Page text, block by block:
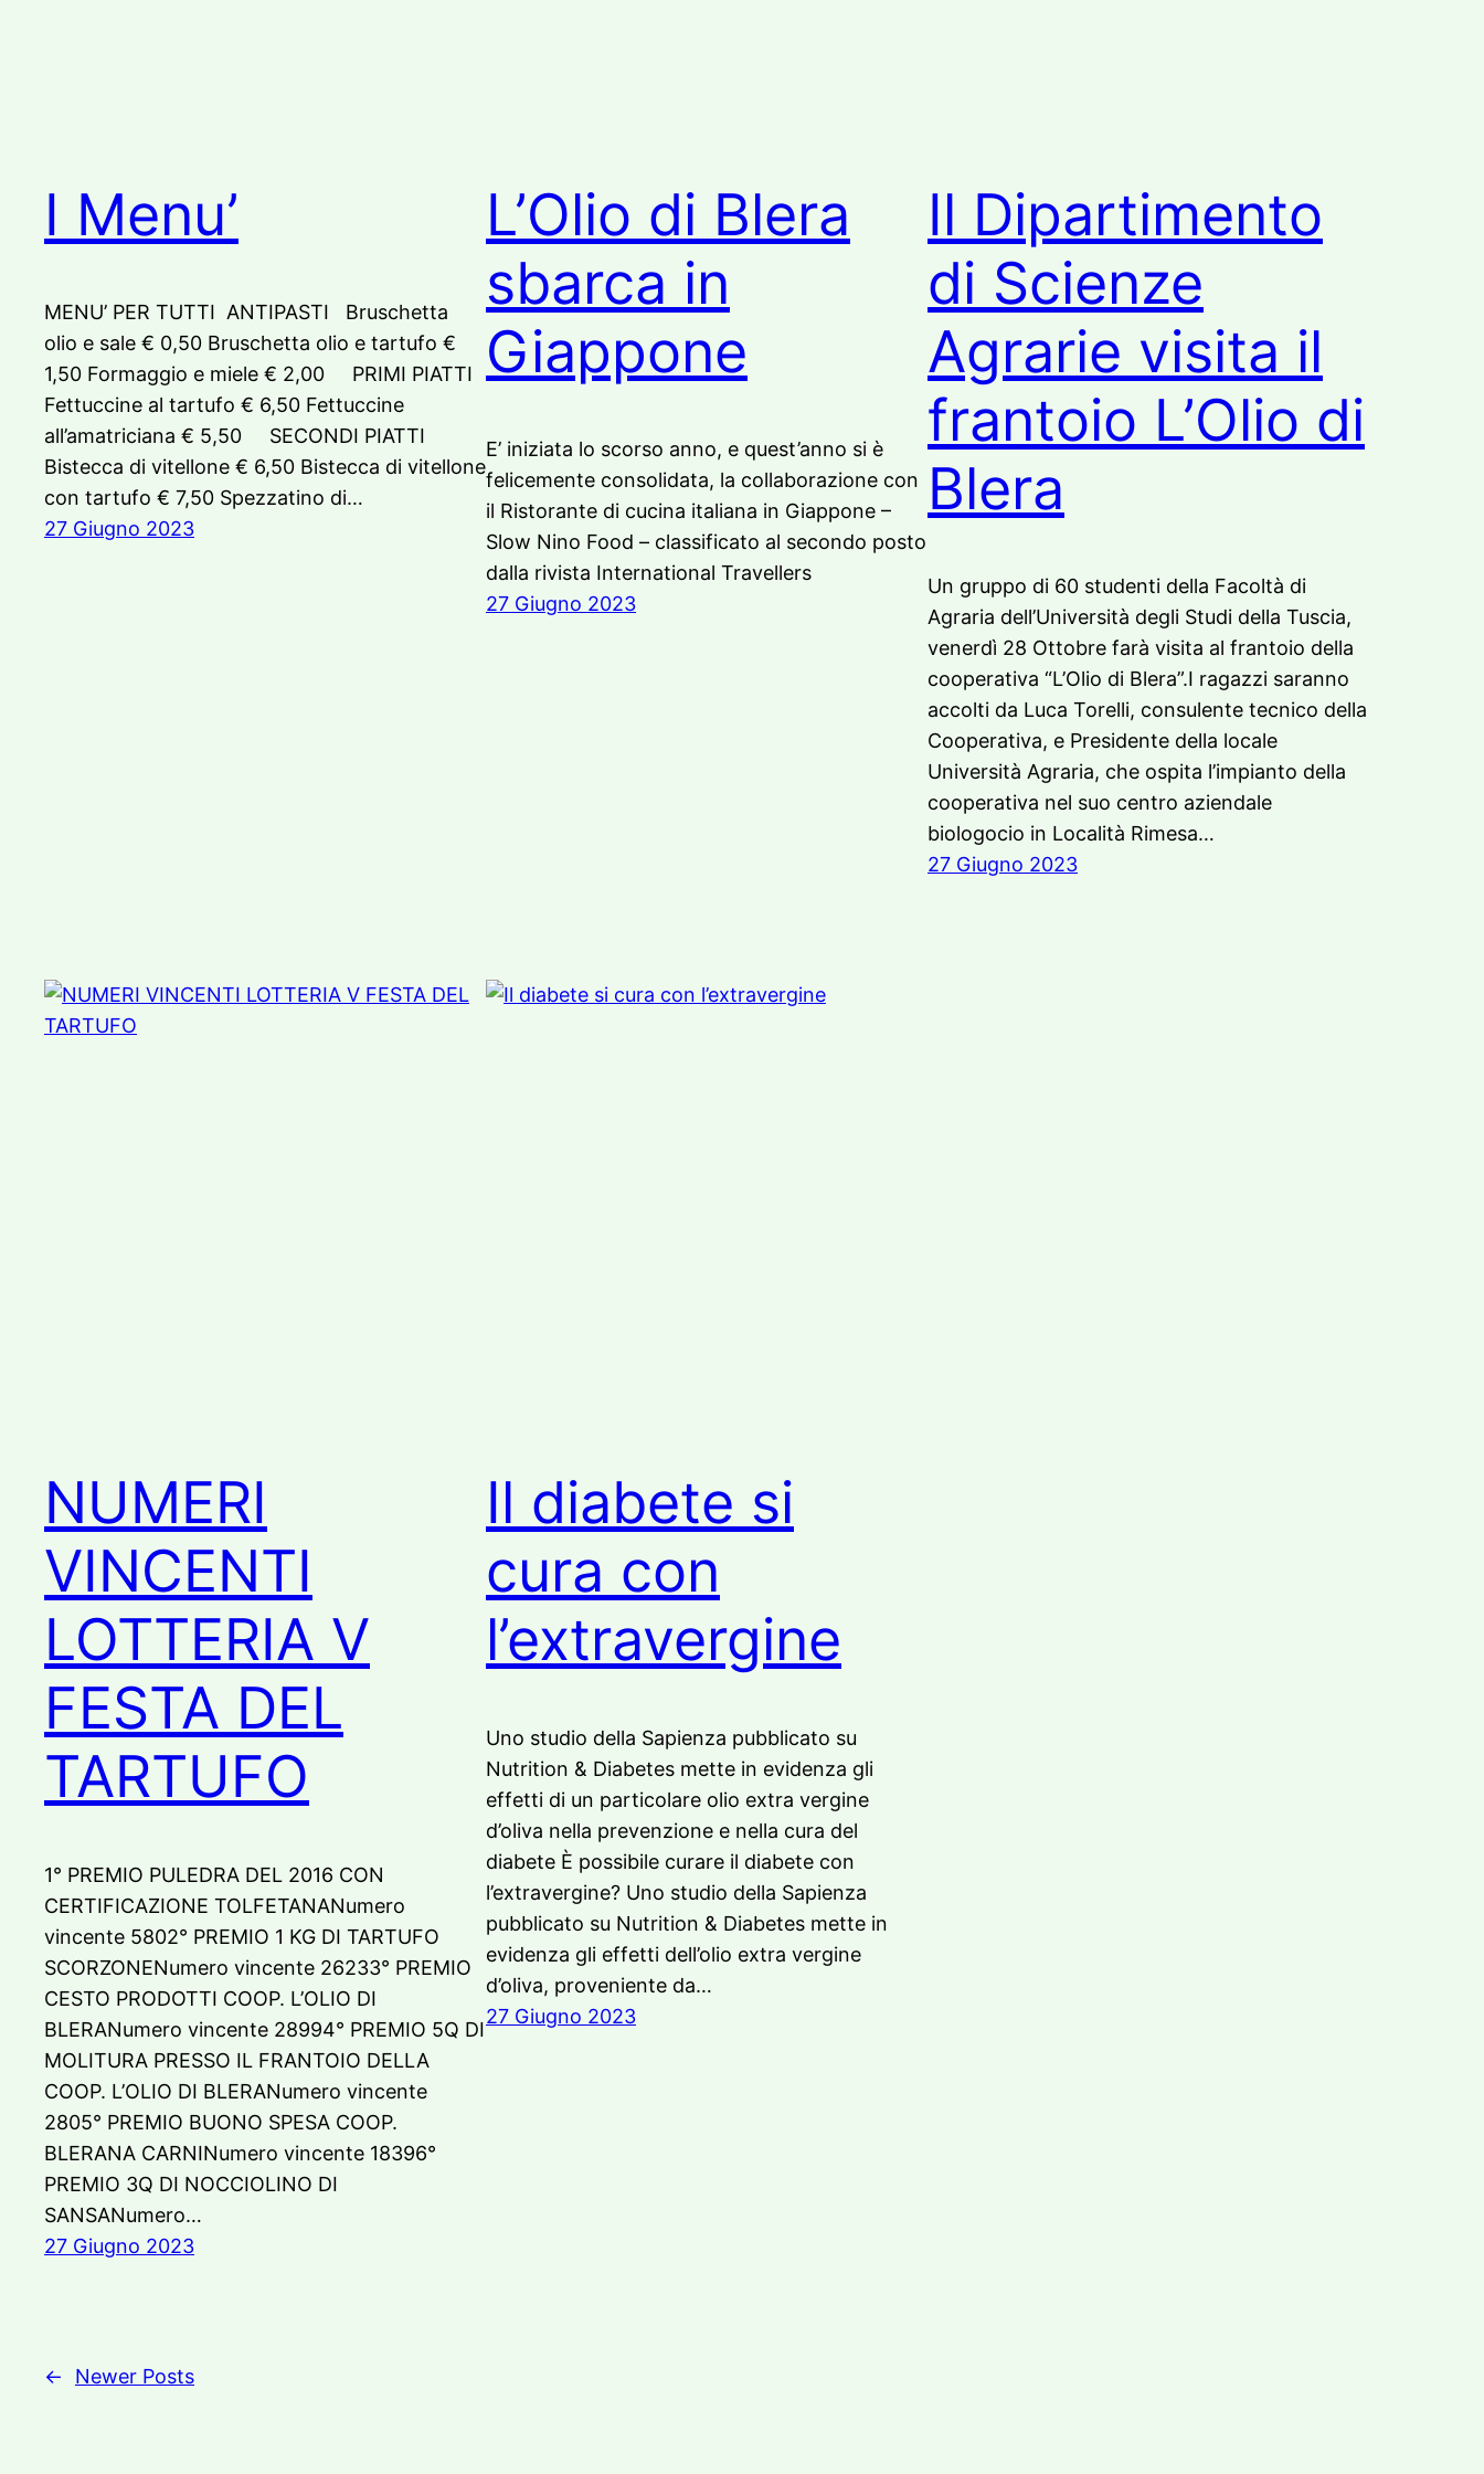
I Menu’
MENU’ PER TUTTI ANTIPASTI Bruschetta
olio e sale € 0,50 Bruschetta olio e tartufo €
1,50 Formaggio e miele € 2,00 PRIMI PIATTI
Fettuccine al tartufo € 6,50 Fettuccine
all’amatriciana € 5,50 SECONDI PIATTI
Bistecca di vitellone € 6,50 Bistecca di vitellone
con tartufo € 7,50 Spezzatino di…
27 Giugno 2023
L’Olio di Blera
sbarca in
Giappone
E’ iniziata lo scorso anno, e quest’anno si è
felicemente consolidata, la collaborazione con
il Ristorante di cucina italiana in Giappone –
Slow Nino Food – classificato al secondo posto
dalla rivista International Travellers
27 Giugno 2023
Il Dipartimento
di Scienze
Agrarie visita il
frantoio L’Olio di
Blera
Un gruppo di 60 studenti della Facoltà di
Agraria dell’Università degli Studi della Tuscia,
venerdì 28 Ottobre farà visita al frantoio della
cooperativa “L’Olio di Blera”.I ragazzi saranno
accolti da Luca Torelli, consulente tecnico della
Cooperativa, e Presidente della locale
Università Agraria, che ospita l’impianto della
cooperativa nel suo centro aziendale
biologocio in Località Rimesa…
27 Giugno 2023
NUMERI
VINCENTI
LOTTERIA V
FESTA DEL
TARTUFO
1° PREMIO PULEDRA DEL 2016 CON
CERTIFICAZIONE TOLFETANANumero
vincente 5802° PREMIO 1 KG DI TARTUFO
SCORZONENumero vincente 26233° PREMIO
CESTO PRODOTTI COOP. L’OLIO DI
BLERANumero vincente 28994° PREMIO 5Q DI
MOLITURA PRESSO IL FRANTOIO DELLA
COOP. L’OLIO DI BLERANumero vincente
2805° PREMIO BUONO SPESA COOP.
BLERANA CARNINumero vincente 18396°
PREMIO 3Q DI NOCCIOLINO DI
SANSANumero…
27 Giugno 2023
Il diabete si
cura con
l’extravergine
Uno studio della Sapienza pubblicato su
Nutrition & Diabetes mette in evidenza gli
effetti di un particolare olio extra vergine
d’oliva nella prevenzione e nella cura del
diabete È possibile curare il diabete con
l’extravergine? Uno studio della Sapienza
pubblicato su Nutrition & Diabetes mette in
evidenza gli effetti dell’olio extra vergine
d’oliva, proveniente da…
27 Giugno 2023
← Newer Posts